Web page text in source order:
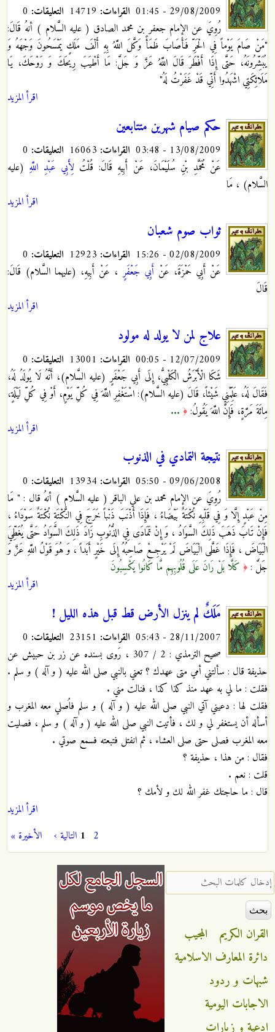
29/08/2009 - 01:45 القراءات: التعليقات:
رُوِيَ عن الإمام جعفر بن محمد الصادق ( عليه السَّلام ) أنهُ قَالَ:
"مَنْ صَامَ يَوْماً فِي الْحَرِّ فَأَصَابَ ظَمَأً وَكَّلَ اللَّهُ بِهِ أَلْفَ مَلَكٍ يَمْسَحُونَ وَجْهَهُ وَ
يُبَشِّرُونَهُ، حَتَّى إِذَا أَفْطَرَ قَالَ اللَّهُ عَزَّ وَ جَلَّ: مَا أَطْيَبَ رِيحَكَ وَ رَوْحَكَ، يَا
مَلَائِكَتِي اشْهَدُوا أَنِّي قَدْ غَفَرْتُ لَهُ"
اقرأ المزيد
حكم صيام شهرين متتابعين
13/08/2009 - 03:48 القراءات: التعليقات:
عَنْ مُحَمَّدِ بْنِ سُلَيْمَانَ، عَنْ أَبِيهِ قَالَ: قُلْتُ لِأَبِي عَبْدِ اللَّهِ (عليه
السَّلام) ، مَا
اقرأ المزيد
ثواب صوم شعبان
02/08/2009 - 15:26 القراءات: التعليقات:
عَنْ أَبِي حَمْزَةَ، عَنْأَبِي جَعْفَرٍ ، عَنْ أَبِيهِ، (عليهما السَّلام) قَالَ:
قَالَ
اقرأ المزيد
علاج لمن لا يولد له مولود
12/07/2009 - 00:05 القراءات: التعليقات:
شَكَا الْأَبْرَشُ الْكَلْبِيُّ، إِلَى أَبِي جَعْفَرٍ (عليه السَّلام)، أَنَّهُ لَا يُولَدُ لَهُ،
فَقَالَ لَهُ، عَلِّمْنِي شَيْئاً، قَالَ (عليه السَّلام): اسْتَغْفِرِ اللَّهَ فِي كُلِّ يَوْمٍ، أَوْ فِي كُلِّ لَيْلَةٍ،
مِائَةَ مَرَّةٍ، فَإِنَّ اللَّهَ يَقُولُ: ﴿ ...
اقرأ المزيد
نتيجة التمادي في الذنوب
09/06/2008 - 05:50 القراءات: التعليقات:
رُوِيَ عن الإمام محمد بن علي الباقر ( عليه السَّلام ) أنهُ قال : " مَا
مِنْ عَبْدٍ إِلَّا وَ فِي قَلْبِهِ نُكْتَةٌ بَيْضَاءُ ، فَإِذَا أَذْنَبَ ذَنْباً خَرَجَ فِي النُّكْتَةِ نُكْتَةٌ سَوْدَاءُ ،
فَإِنْ تَابَ ذَهَبَ ذَلِكَ السَّوَادُ ، وَ إِنْ تَمَادَى فِي الذُّنُوبِ زَادَ ذَلِكَ السَّوَادُ حَتَّى يُغَطِّيَ
الْبَيَاضَ ، فَإِذَا غَطَّى الْبَيَاضَ لَمْ يَرْجِعْ صَاحِبُهُ إِلَى خَيْرٍ أَبَداً ، وَ هُوَ قَوْلُ اللَّهِ عَزَّ وَ
جَلَّ : ﴿ كَلَّا بَلْ رَانَ عَلَى قُلُوبِهِم مَّا كَانُوا يَكْسِبُونَ
اقرأ المزيد
مَلَكٌ لم ينزل الأرض قط قبل هذه الليل !
28/11/2007 - 05:43 القراءات: التعليقات:
صحيح الترمذي : 2 / 307 ، رَوى بسنده عن زر بن حبيش عن
حذيفة قال : سألتني أمي متى عهدك ؟ تعني بالنبي صلى الله عليه ( و آله ) و سلم .
فقلت : ما لي به عهد منذ كذا كذا ، فنالت مني .
فقلت لها : دعيني آتي النبي صلى الله عليه ( و آله ) و سلم فاُصلي معه المغرب و
أسأله أن يستغفر لي و لك ، فأتيت النبي صلى الله عليه ( و آله ) و سلم ، فصليت
معه المغرب فصلى حتى صلى العشاء ، ثم انفتل فتبعته فسمع صوتي .
فقال : من هذا ، حذيفة ؟
قلت : نعم .
قال : ما حاجتك غفر الله لك و لأمك ؟
اقرأ المزيد
الصفحات 1 2 التالية › الأخيرة »
‏إدخال كلمات البحث ‏
القران الكريم
المجيب
دائرة المعارف الاسلامية
شبهات و ردود
الاجابات اليومية
ادعية و زيارات